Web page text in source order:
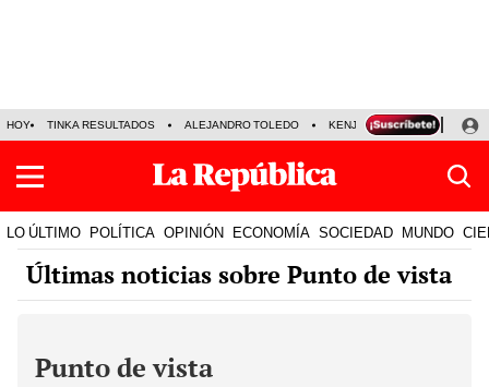
HOY TINKA RESULTADOS ALEJANDRO TOLEDO KENJI FUJIMORI
LO ÚLTIMO POLÍTICA OPINIÓN ECONOMÍA SOCIEDAD MUNDO
Últimas noticias sobre Punto de vista
Punto de vista